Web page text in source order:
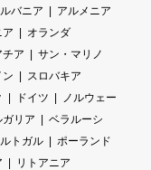
バニア
アルメニア
ア
オランダ
チア
サン・マリノ
ン
スロバキア
ドイツ
ノルウェー
ガリア
ベラルーシ
トガル
ポーランド
リトアニア